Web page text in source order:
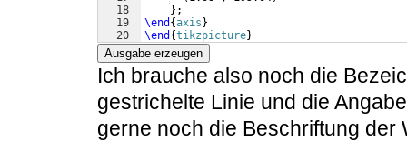
18
19
20
} ;
\end {axis }
\end {tikzpicture}
Ausgabe erzeugen
Ich brauche also noch die
gestrichelte Linie und die
gerne noch die Beschriftung der